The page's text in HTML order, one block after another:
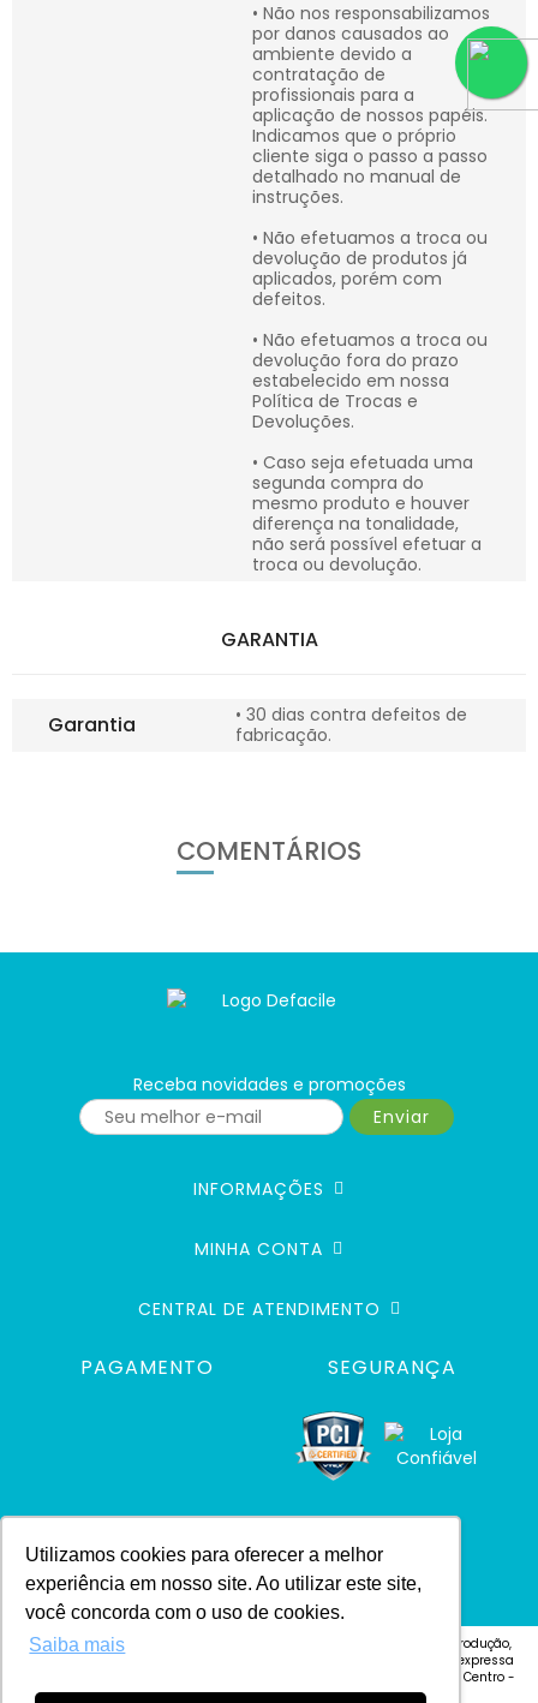
Utilizamos cookies para oferecer a melhor
experiência em nosso site. Ao utilizar este site,
você concorda com o uso de cookies.
Saiba mais
• Não nos responsabilizamos
por danos causados ao
ambiente devido a
contratação de
profissionais para a
aplicação de nossos papéis.
Indicamos que o próprio
cliente siga o passo a passo
detalhado no manual de
instruções.
• Não efetuamos a troca ou
devolução de produtos já
aplicados, porém com
defeitos.
• Não efetuamos a troca ou
devolução fora do prazo
estabelecido em nossa
Política de Trocas e
Devoluções.
• Caso seja efetuada uma
segunda compra do
mesmo produto e houver
diferença na tonalidade,
não será possível efetuar a
troca ou devolução.
GARANTIA
Garantia
• 30 dias contra defeitos de
fabricação.
COMENTÁRIOS
Receba novidades e promoções
Enviar
INFORMAÇÕES
MINHA CONTA
CENTRAL DE ATENDIMENTO
PAGAMENTO SEGURANÇA
© 2024 Defacile. Todos os direitos reservados. É vedada qualquer reprodução,
total ou parcial, de qualquer elemento de identidade, ou textos, sem expressa
autorização Defacile - Endereço: Rua Cel. José Vitoriano Vilas Bôas, 4 - Centro -
CEP 18600-130 - Botucatu-SP